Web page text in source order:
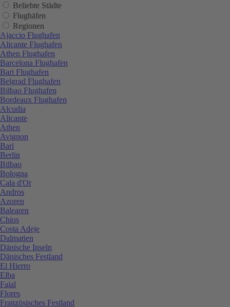
Beliebte Städte
Flughäfen
Regionen
Ajaccio Flughafen
Alicante Flughafen
Athen Flughafen
Barcelona Flughafen
Bari Flughafen
Belgrad Flughafen
Bilbao Flughafen
Bordeaux Flughafen
Alcudia
Alicante
Athen
Avignon
Bari
Berlin
Bilbao
Bologna
Cala d'Or
Andros
Azoren
Balearen
Chios
Costa Adeje
Dalmatien
Dänische Inseln
Dänisches Festland
El Hierro
Elba
Faial
Flores
Französisches Festland